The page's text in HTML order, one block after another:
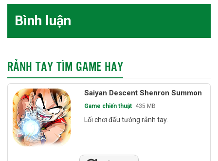
Bình luận
RẢNH TAY TÌM GAME HAY
Saiyan Descent Shenron Summon
Game chiến thuật 435 MB
Lối chơi đấu tướng rảnh tay.